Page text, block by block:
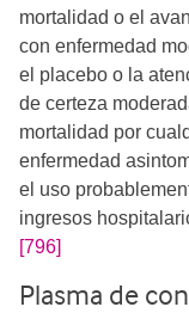
mortalidad o el
con enfermedad
el placebo o la
de certeza
mortalidad por
enfermedad
el uso
ingresos
[796]
Plasma de